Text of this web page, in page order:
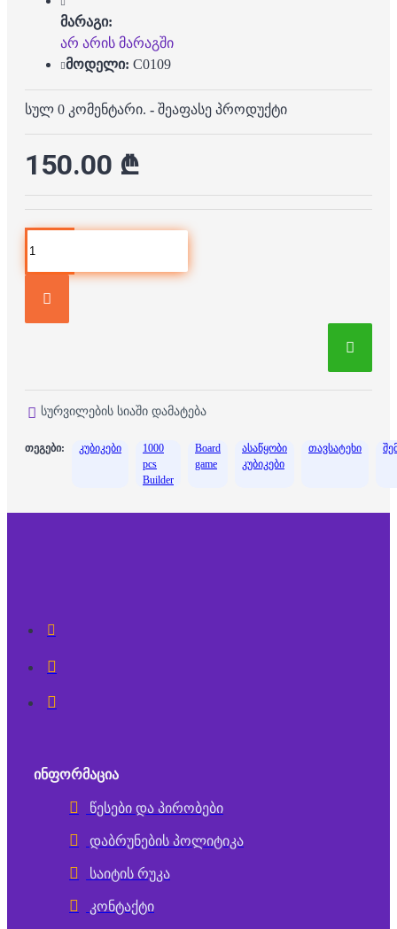
მარაგი:
არ არის მარაგში
მოდელი: C0109
სულ 0 კომენტარი. - შეაფასე პროდუქტი
150.00 ₾
სურვილების სიაში დამატება
თეგები: კუბიკები
1000
pcs
Builder
Board
game
ასაწყობი
კუბიკები
თავსატეხი
ᲘᲜᲤᲝᲠᲛᲐᲪᲘᲐ
წესები და პირობები
დაბრუნების პოლიტიკა
საიტის რუკა
კონტაქტი